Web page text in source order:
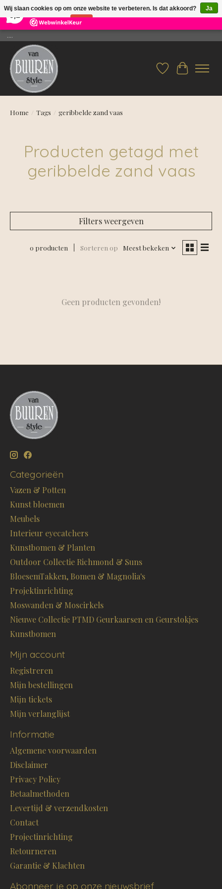
26 Reviews ×
....
Verlanglijst
Home / Tags / geribbelde zand vaas
Producten getagd met
geribbelde zand vaas
Filters weergeven
0 producten Sorteren op Meest bekeken
Geen producten gevonden!
Categorieën
Vazen & Potten
Kunst bloemen
Meubels
Interieur eyecatchers
Kunstbomen & Planten
Outdoor Collectie Richmond & Suns
BloesemTakken, Bomen & Magnolia's
Projektinrichting
Moswanden & Moscirkels
Nieuwe Collectie PTMD Geurkaarsen en Geurstokjes
Kunstbomen
Mijn account
Registreren
Mijn bestellingen
Mijn tickets
Mijn verlanglijst
Informatie
Algemene voorwaarden
Disclaimer
Privacy Policy
Betaalmethoden
Levertijd & verzendkosten
Contact
Projectinrichting
Retourneren
Garantie & Klachten
Abonneer je op onze nieuwsbrief
Wij slaan cookies op om onze website te verbeteren. Is dat akkoord?
Ja
Nee